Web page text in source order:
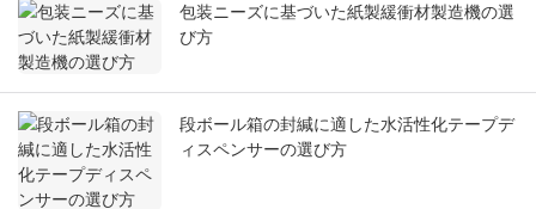
包装ニーズに基づいた紙製緩衝材製造機の選
び方
段ボール箱の封緘に適した水活性化テープデ
ィスペンサーの選び方